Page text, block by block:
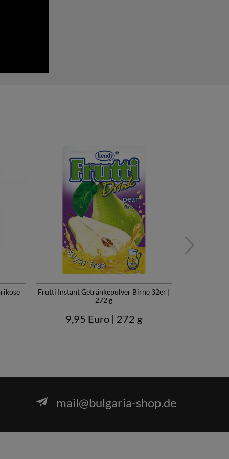
Frutti Instant Getränkepulver Birne 32er |
272 g
9,95 Euro | 272 g
mail@bulgaria-shop.de